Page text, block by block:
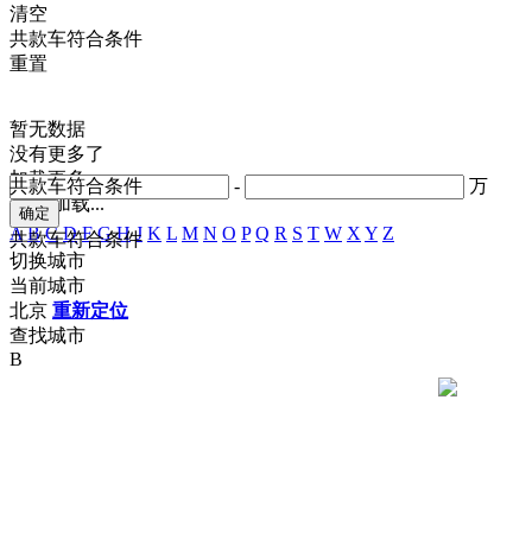
- 万
共款车符合条件
共款车符合条件
清空
共款车符合条件
重置
暂无数据
没有更多了
加载更多
正在加载...
A B C D F G H J K L M N O P Q R S T W X Y Z
切换城市
当前城市
北京 重新定位
查找城市
B